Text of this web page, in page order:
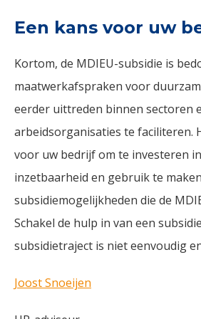
Een kans voor uw
Kortom, de MDIEU-subsidie is
maatwerkafspraken voor
eerder uittreden binnen sectoren
arbeidsorganisaties te faciliteren.
voor uw bedrijf om te investeren
inzetbaarheid en gebruik te
subsidiemogelijkheden die de
Schakel de hulp in van een
subsidietraject is niet eenvoudig
Joost Snoeijen